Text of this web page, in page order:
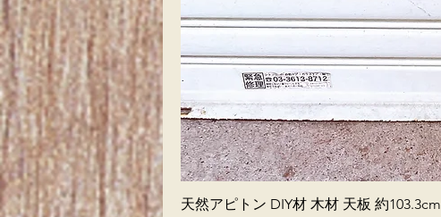
天然アピトン DIY材 木材 天板 約103.3cm